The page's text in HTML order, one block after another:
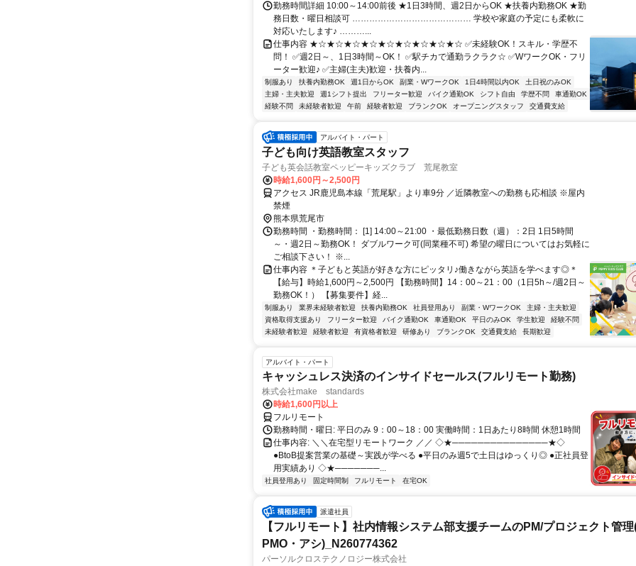
勤務時間詳細 10:00～14:00前後 ★1日3時間、週2日からOK ★扶養内勤務OK ★勤
務日数・曜日相談可 …………………………………… 学校や家庭の予定にも柔軟に
対応いたします♪ ………...
仕事内容 ★☆★☆★☆★☆★☆★☆★☆★☆★☆ ✅未経験OK！スキル・学歴不
問！ ✅週2日～、1日3時間～OK！ ✅駅チカで通勤ラクラク☆ ✅WワークOK・フリ
ーター歓迎♪ ✅主婦(主夫)歓迎・扶養内...
制服あり 扶養内勤務OK 週1日からOK 副業・WワークOK 1日4時間以内OK
土日祝のみOK
主婦・主夫歓迎
週1シフト提出 フリーター歓迎 バイク通勤OK シフト自由 学歴不問
車通勤OK
経験不問
未経験者歓迎 午前 経験者歓迎 ブランクOK オープニングスタッフ 交通費支給
アルバイト・パート
子ども向け英語教室スタッフ
子ども英会話教室ペッピーキッズクラブ 荒尾教室
時給1,600円～2,500円
アクセス JR鹿児島本線「荒尾駅」より車9分 ／近隣教室への勤務も応相談 ※屋内
禁煙
熊本県荒尾市
勤務時間 ・勤務時間： [1] 14:00～21:00 ・最低勤務日数（週）：2日 1日5時間
～・週2日～勤務OK！ ダブルワーク可(同業種不可) 希望の曜日についてはお気軽に
ご相談下さい！ ※...
仕事内容 ＊子どもと英語が好きな方にピッタリ♪働きながら英語を学べます◎＊
【給与】時給1,600円～2,500円 【勤務時間】14：00～21：00（1日5h～/週2日～
勤務OK！） 【募集要件】経...
制服あり 業界未経験者歓迎 扶養内勤務OK 社員登用あり 副業・WワークOK
主婦・主夫歓迎
資格取得支援あり
フリーター歓迎 バイク通勤OK 車通勤OK 平日のみOK 学生歓迎
経験不問
未経験者歓迎
経験者歓迎 有資格者歓迎 研修あり ブランクOK 交通費支給 長期歓迎
アルバイト・パート
キャッシュレス決済のインサイドセールス(フルリモート勤務)
株式会社make standards
時給1,600円以上
フルリモート
勤務時間・曜日: 平日のみ 9：00～18：00 実働時間：1日あたり8時間 休憩1時間
仕事内容: ＼＼在宅型リモートワーク ／／ ◇★───────────────★◇
●BtoB提案営業の基礎～実践が学べる ●平日のみ週5で土日はゆっくり◎ ●正社員登
用実績あり ◇★───────...
社員登用あり 固定時間制 フルリモート 在宅OK
派遣社員
【フルリモート】社内情報システム部支援チームのPM/プロジェクト管
PMO・アシ)_N260774362
パーソルクロステクノロジー株式会社